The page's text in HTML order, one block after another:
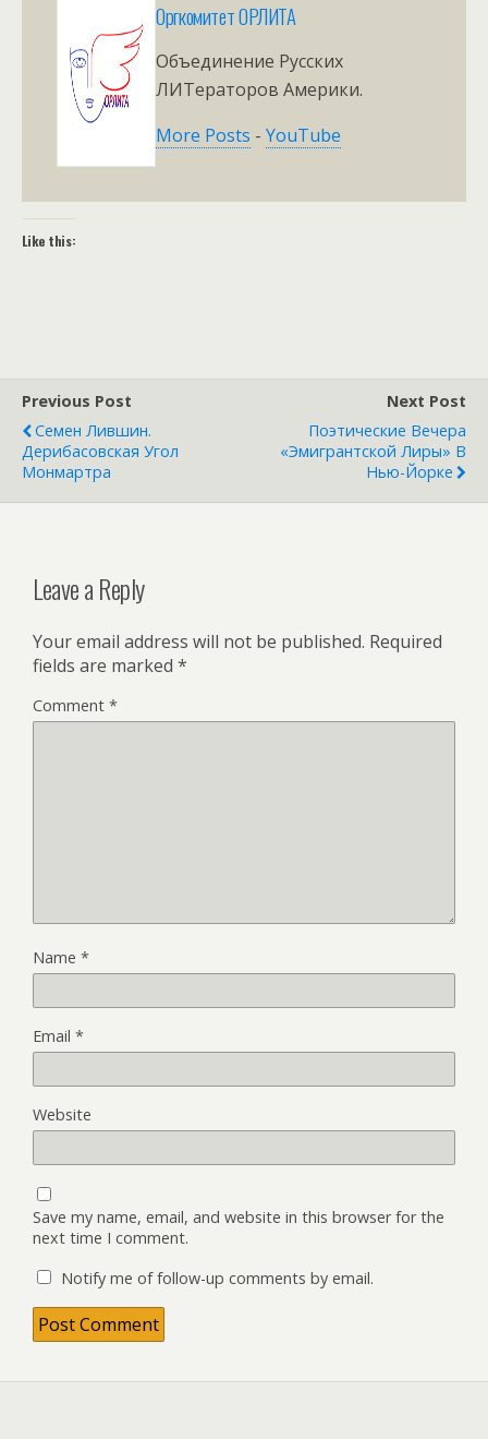
Оргкомитет ОРЛИТА
Объединение Русских
ЛИТераторов Америки.
More Posts -YouTube
Like this:
Previous Post
Семен Лившин.
Дерибасовская Угол
Монмартра
Next Post
Поэтические Вечера
«Эмигрантской Лиры» В
Нью-Йорке
Leave a Reply
Your email address will not be published. Required
fields are marked *
Comment *
Name *
Email *
Website
Save my name, email, and website in this browser for the
next time I comment.
Notify me of follow-up comments by email.